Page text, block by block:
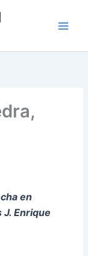
en
J. Enrique